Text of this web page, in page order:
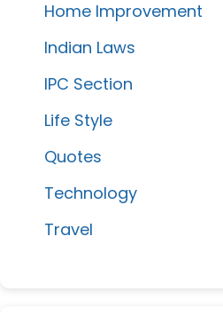
Home Improvement
Indian Laws
IPC Section
Life Style
Quotes
Technology
Travel